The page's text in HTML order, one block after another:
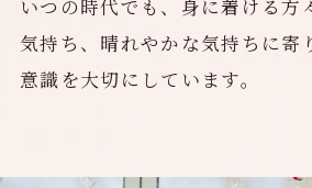
いつの時代でも、身に着ける方
気持ち、晴れやかな気持ちに寄
意識を大切にしています。